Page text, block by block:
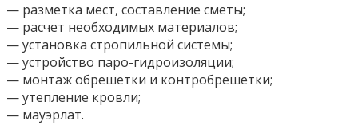
— разметка мест, составление сметы;
— расчет необходимых материалов;
— установка стропильной системы;
— устройство паро-гидроизоляции;
— монтаж обрешетки и контробрешетки;
— утепление кровли;
— мауэрлат.